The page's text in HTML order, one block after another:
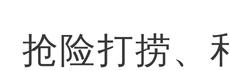
抢险打捞、